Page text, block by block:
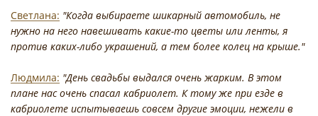
Светлана: "Когда выбираете шикарный автомобиль, не
нужно на него навешивать какие-то цветы или ленты, я
против каких-либо украшений, а тем более колец на крыше."
Людмила: "День свадьбы выдался очень жарким. В этом
плане нас очень спасал кабриолет. К тому же при езде в
кабриолете испытываешь совсем другие эмоции, нежели в